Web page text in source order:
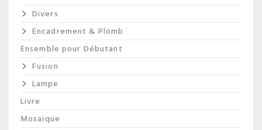
Divers
Encadrement & Plomb
Ensemble pour Débutant
Fusion
Lampe
Livre
Mosaique